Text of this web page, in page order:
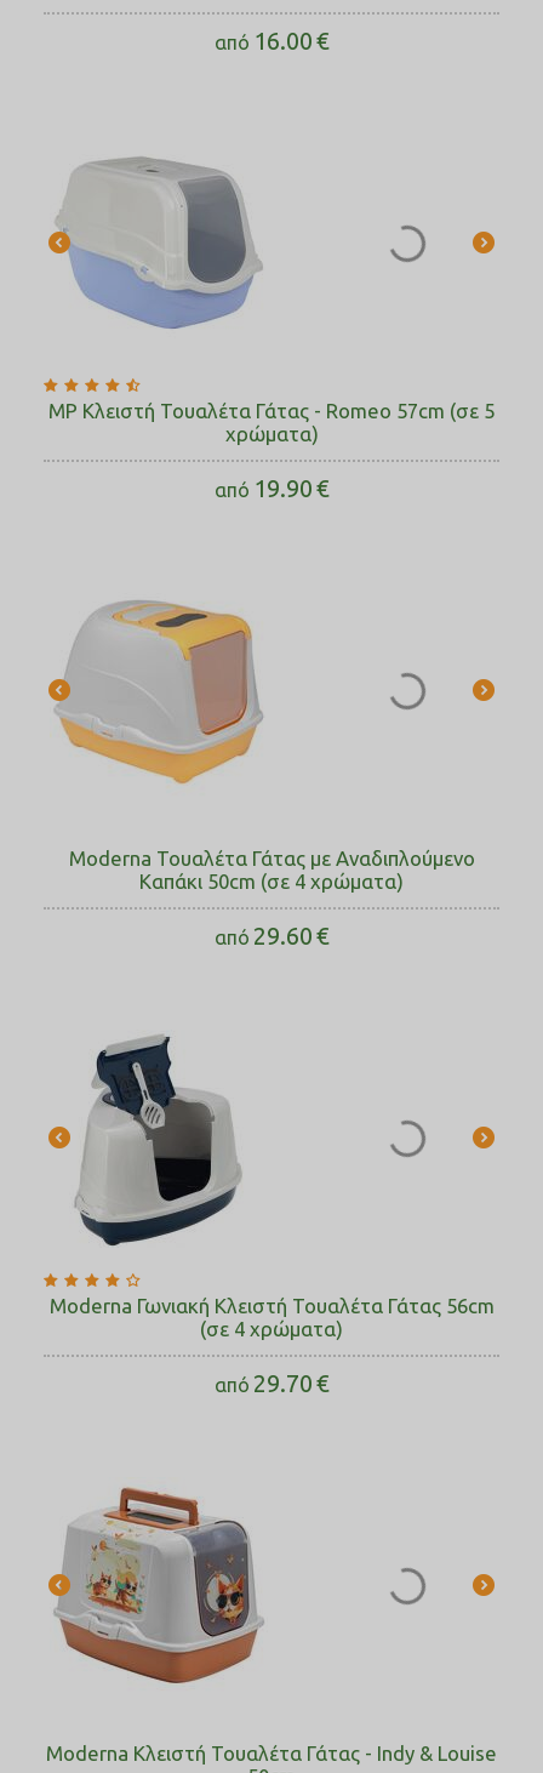
από 16.00€
MP Κλειστή Τουαλέτα Γάτας - Romeo 57cm (σε 5
χρώματα)
από 19.90€
Moderna Τουαλέτα Γάτας με Αναδιπλούμενο
Καπάκι 50cm (σε 4 χρώματα)
από 29.60€
Moderna Γωνιακή Κλειστή Τουαλέτα Γάτας 56cm
(σε 4 χρώματα)
από 29.70€
Moderna Κλειστή Τουαλέτα Γάτας - Indy & Louise